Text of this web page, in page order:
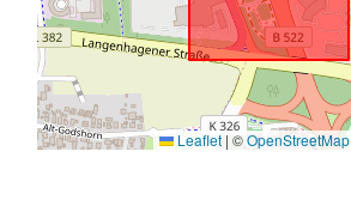
Leaflet | ©OpenStreetMap